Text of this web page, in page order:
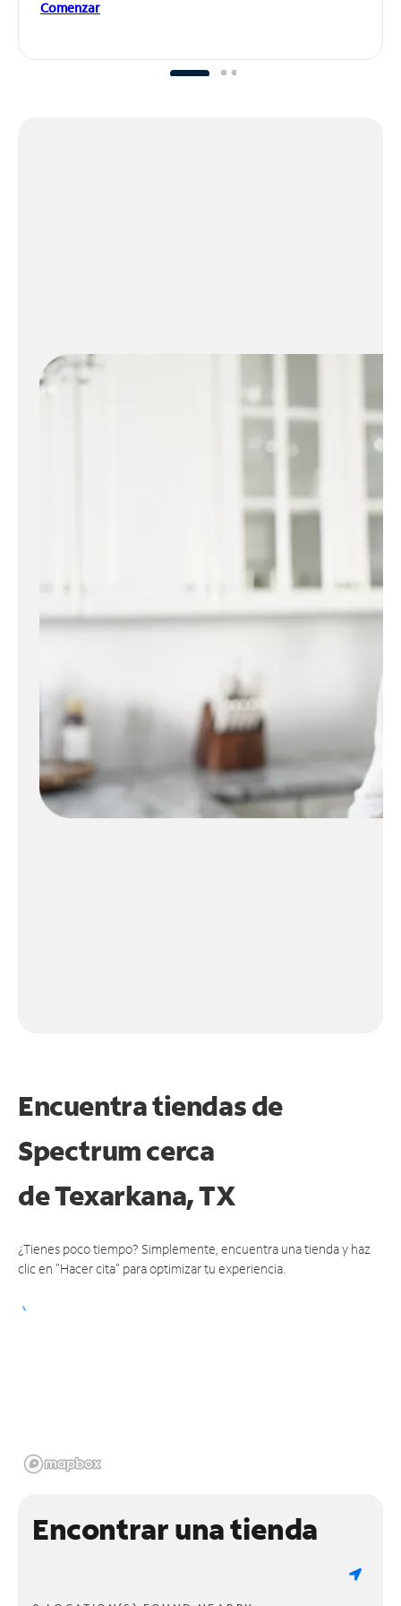
Comenzar
Encuentra tiendas de
Spectrum cerca
deTexarkana, TX
¿Tienes poco tiempo? Simplemente, encuentra una tienda y haz
clic en "Hacer cita" para optimizar tu experiencia.
Encontrar una tienda